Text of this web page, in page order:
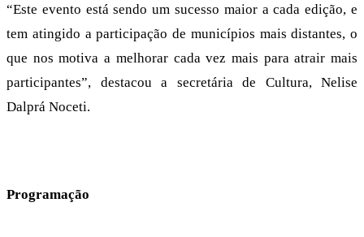
“Este evento está sendo um sucesso maior a cada edição, e
tem atingido a participação de municípios mais distantes, o
que nos motiva a melhorar cada vez mais para atrair mais
participantes”, destacou a secretária de Cultura, Nelise
Dalprá Noceti.
Programação